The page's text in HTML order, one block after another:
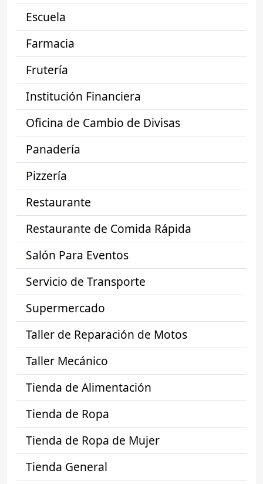
Escuela
Farmacia
Frutería
Institución Financiera
Oficina de Cambio de Divisas
Panadería
Pizzería
Restaurante
Restaurante de Comida Rápida
Salón Para Eventos
Servicio de Transporte
Supermercado
Taller de Reparación de Motos
Taller Mecánico
Tienda de Alimentación
Tienda de Ropa
Tienda de Ropa de Mujer
Tienda General